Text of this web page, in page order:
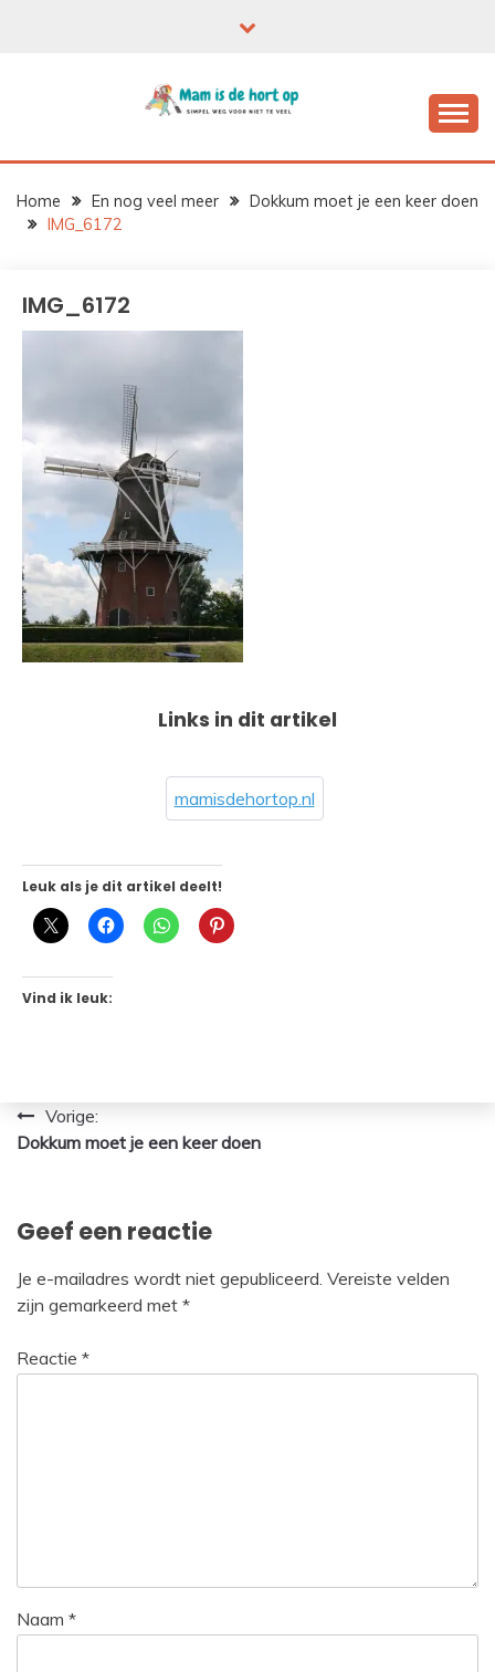
Home En nog veel meer
Dokkum moet je een keer doen
IMG_6172
IMG_6172
Links in dit artikel
mamisdehortop.nl
Leuk als je dit artikel deelt!
Vind ik leuk:
Bericht
navigatie
Vorige:
Dokkum moet je een keer doen
Geef een reactie
Je e-mailadres wordt niet gepubliceerd. Vereiste velden
zijn gemarkeerd met *
Reactie *
Naam *